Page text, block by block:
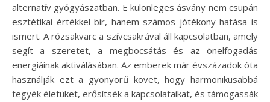
alternatív gyógyászatban. E különleges ásvány nem csupán
esztétikai értékkel bír, hanem számos jótékony hatása is
ismert. A rózsakvarc a szívcsakrával áll kapcsolatban, amely
segít a szeretet, a megbocsátás és az önelfogadás
energiáinak aktiválásában. Az emberek már évszázadok óta
használják ezt a gyönyörű követ, hogy harmonikusabbá
tegyék életüket, erősítsék a kapcsolataikat, és támogassák